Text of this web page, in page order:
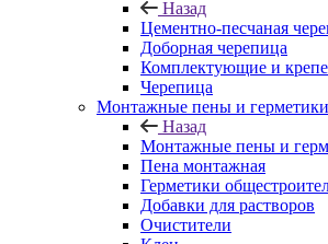
Назад
Цементно-песчаная
Доборная черепица
Комплектующие и
Черепица
Монтажные пены и герметики
Назад
Монтажные пены и
Пена монтажная
Герметики
Добавки для растворов
Очистители